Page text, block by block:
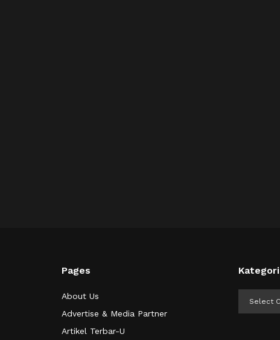
Pages
About Us
Advertise & Media Partner
Artikel Terbar-U
Kategori